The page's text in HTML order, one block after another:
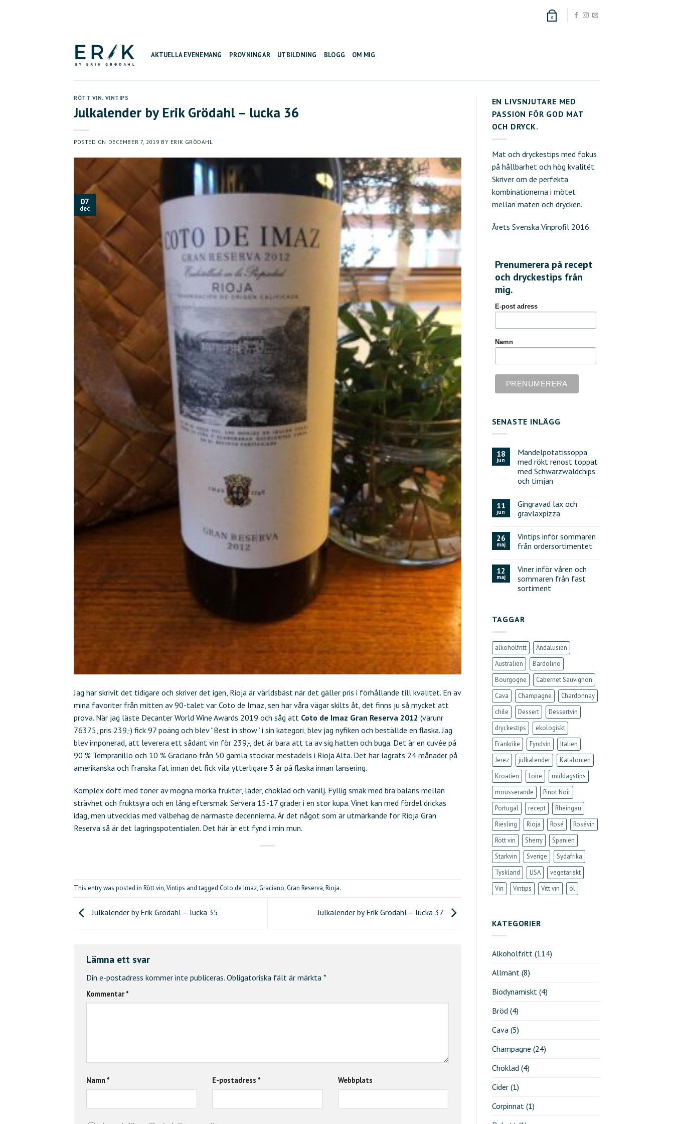
0
AKTUELLA EVENEMANG PROVNINGAR UTBILDNING BLOGG OM MIG
RÖTT VIN, VINTIPS
Julkalender by Erik Grödahl – lucka 36
POSTED ON DECEMBER 7, 2019 BY ERIK GRÖDAHL
07
dec
Jag har skrivit det tidigare och skriver det igen, Rioja är världsbäst när det gäller pris i förhållande till kvalitet. En av
mina favoriter från mitten av 90-talet var Coto de Imaz, sen har våra vägar skilts åt, det finns ju så mycket att
prova. När jag läste Decanter World Wine Awards 2019 och såg att Coto de Imaz Gran Reserva 2012 (varunr
76375, pris 239,-) fick 97 poäng och blev ”Best in show” i sin kategori, blev jag nyfiken och beställde en flaska. Jag
blev imponerad, att leverera ett sådant vin för 239,-, det är bara att ta av sig hatten och buga. Det är en cuvée på
90 % Tempranillo och 10 % Graciano från 50 gamla stockar mestadels i Rioja Alta. Det har lagrats 24 månader på
amerikanska och franska fat innan det fick vila ytterligare 3 år på flaska innan lansering.
Komplex doft med toner av mogna mörka frukter, läder, choklad och vanilj. Fyllig smak med bra balans mellan
strävhet och fruktsyra och en lång eftersmak. Servera 15-17 grader i en stor kupa. Vinet kan med fördel drickas
idag, men utvecklas med välbehag de närmaste decennierna. Är det något som är utmärkande för Rioja Gran
Reserva så är det lagringspotentialen. Det här är ett fynd i min mun.
This entry was posted in Rött vin,Vintips and tagged Coto de Imaz,Graciano,Gran Reserva,Rioja.
Julkalender by Erik Grödahl – lucka 35 Julkalender by Erik Grödahl – lucka 37
Lämna ett svar
Din e-postadress kommer inte publiceras. Obligatoriska fält är märkta *
Kommentar*
Namn * E-postadress * Webbplats
EN LIVSNJUTARE MED
PASSION FÖR GOD MAT
OCH DRYCK.
Mat och dryckestips med fokus
på hållbarhet och hög kvalitét.
Skriver om de perfekta
kombinationerna i mötet
mellan maten och drycken.
Årets Svenska Vinprofil 2016.
Prenumerera på recept
och dryckestips från
mig.
E-post adress
Namn
SENASTE INLÄGG
18
jun
Mandelpotatissoppa
med rökt renost toppat
med Schwarzwaldchips
och timjan
11
jun
Gingravad lax och
gravlaxpizza
26
maj
Vintips inför sommaren
från ordersortimentet
12
maj
Viner inför våren och
sommaren från fast
sortiment
TAGGAR
alkoholfritt
Andalusien
Australien
Bardolino
Bourgogne
Cabernet Sauvignon
Cava
Champagne
Chardonnay
chile
Dessert
Dessertvin
dryckestips
ekologiskt
Frankrike
Fyndvin
Italien
Jerez
julkalender
Katalonien
Kroatien
Loire
middagstips
mousserande
Pinot Noir
Portugal
recept
Rheingau
Riesling
Rioja Rosé
Rosévin
Rött vin
Sherry
Spanien
Starkvin
Sverige
Sydafrika
Tyskland
USA
vegetariskt
Vin
Vintips Vitt vin öl
KATEGORIER
Alkoholfritt(114)
Allmänt(8)
Biodynamiskt(4)
Bröd(4)
Cava(5)
Champagne (24)
Choklad(4)
Cider(1)
Corpinnat(1)